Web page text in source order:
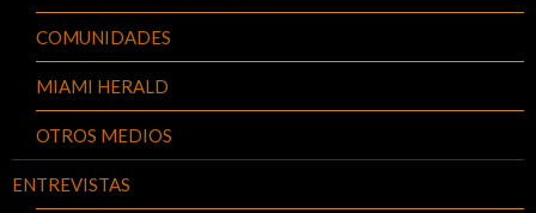
COMUNIDADES
MIAMI HERALD
OTROS MEDIOS
ENTREVISTAS